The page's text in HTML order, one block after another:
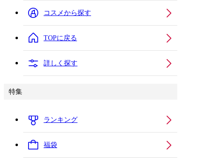
コスメから探す
TOPに戻る
詳しく探す
特集
ランキング
福袋